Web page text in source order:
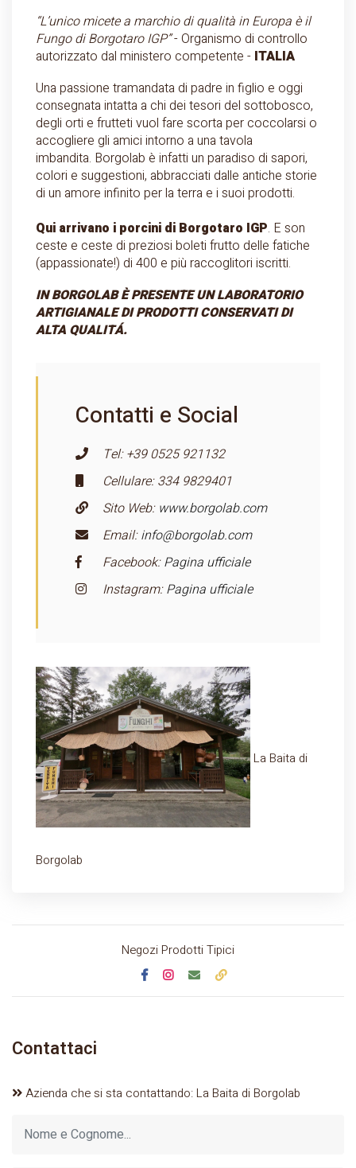
“L’unico micete a marchio di qualità in Europa è il
Fungo di Borgotaro IGP”- Organismo di controllo
autorizzato dal ministero competente - ITALIA
Una passione tramandata di padre in figlio e oggi
consegnata intatta a chi dei tesori del sottobosco,
degli orti e frutteti vuol fare scorta per coccolarsi o
accogliere gli amici intorno a una tavola
imbandita. Borgolab è infatti un paradiso di sapori,
colori e suggestioni, abbracciati dalle antiche storie
di un amore infinito per la terra e i suoi prodotti.
Qui arrivano i porcini di Borgotaro IGP. E son
ceste e ceste di preziosi boleti frutto delle fatiche
(appassionate!) di 400 e più raccoglitori iscritti.
IN BORGOLAB È PRESENTE UN LABORATORIO
ARTIGIANALE DI PRODOTTI CONSERVATI DI
ALTA QUALITÁ.
Contatti e Social
Tel: +39 0525 921132
Cellulare: 334 9829401
Sito Web: www.borgolab.com
Email:info@borgolab.com
Facebook:Pagina ufficiale
Instagram:Pagina ufficiale
La Baita di
Borgolab
Negozi Prodotti Tipici
Contattaci
Azienda che si sta contattando: La Baita di Borgolab